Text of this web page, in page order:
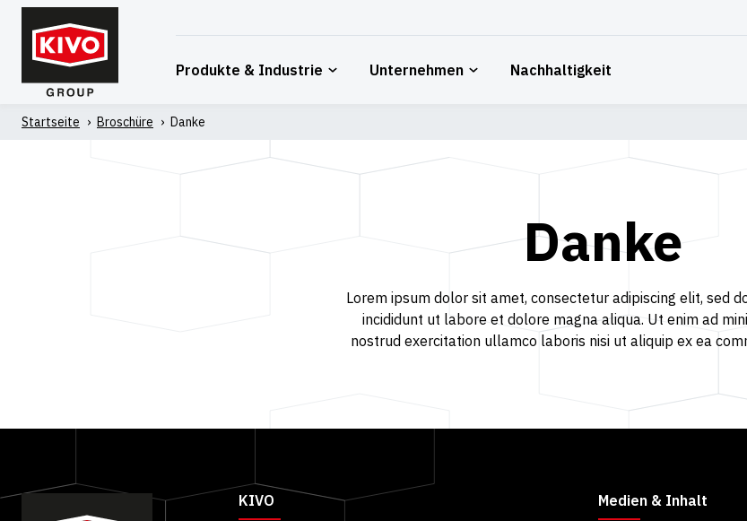
Zum
Inhalt
springen
Produkte & Industrie Unternehmen Nachhaltigkeit
Startseite ' Broschüre ' Danke
Danke
Lorem ipsum dolor sit amet, consectetur adipiscing elit, sed
incididunt ut labore et dolore magna aliqua. Ut enim ad
nostrud exercitation ullamco laboris nisi ut aliquip ex ea
KIVO Medien & Inhalt